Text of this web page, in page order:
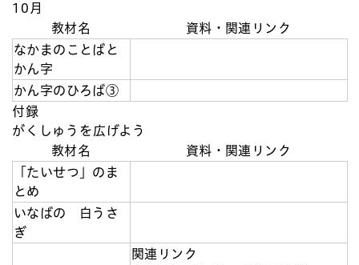
10月
教材名
資料・関連リンク
なかまのことばと
かん字
かん字のひろば③
付録
がくしゅうを広げよう
教材名
資料・関連リンク
「たいせつ」のま
とめ
いなばの 白うさ
ぎ
関連リンク